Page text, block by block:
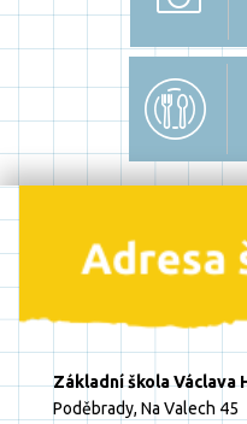
Základní škola Václava
Poděbrady, Na Valech 45